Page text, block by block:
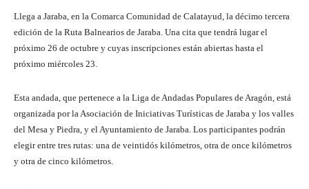
Llega a Jaraba, en la Comarca Comunidad de Calatayud, la décimo tercera
edición de la Ruta Balnearios de Jaraba. Una cita que tendrá lugar el
próximo 26 de octubre y cuyas inscripciones están abiertas hasta el
próximo miércoles 23.
Esta andada, que pertenece a la Liga de Andadas Populares de Aragón, está
organizada por la Asociación de Iniciativas Turísticas de Jaraba y los valles
del Mesa y Piedra, y el Ayuntamiento de Jaraba. Los participantes podrán
elegir entre tres rutas: una de veintidós kilómetros, otra de once kilómetros
y otra de cinco kilómetros.